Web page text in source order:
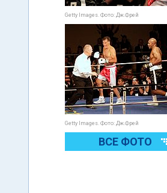
Getty Images. Фото: Дж.Фрей
Getty Images. Фото: Дж.Фрей
ВСЕ ФОТО